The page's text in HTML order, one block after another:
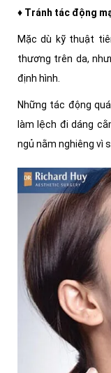
♦ Tránh tác động
Mặc dù kỹ thuật
thương trên da,
định hình.
Những tác động
làm lệch đi dáng
ngủ nằm nghiêng vì